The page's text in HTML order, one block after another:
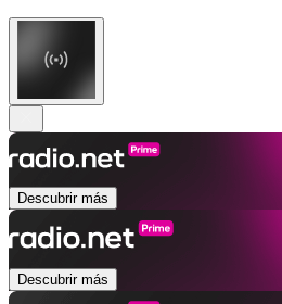
Descubrir más
Descubrir más